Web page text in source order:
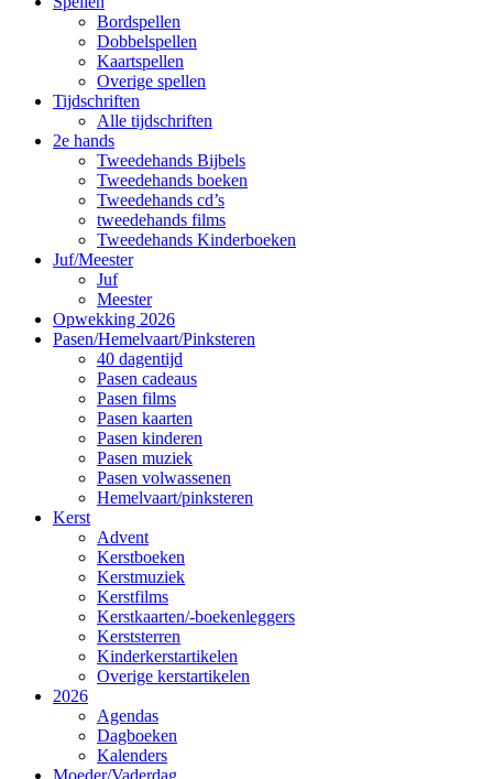
Bordspellen
Dobbelspellen
Kaartspellen
Overige spellen
Tijdschriften
Alle tijdschriften
2e hands
Tweedehands Bijbels
Tweedehands boeken
Tweedehands cd’s
tweedehands films
Tweedehands Kinderboeken
Juf/Meester
Juf
Meester
Opwekking 2026
Pasen/Hemelvaart/Pinksteren
40 dagentijd
Pasen cadeaus
Pasen films
Pasen kaarten
Pasen kinderen
Pasen muziek
Pasen volwassenen
Hemelvaart/pinksteren
Kerst
Advent
Kerstboeken
Kerstmuziek
Kerstfilms
Kerstkaarten/-boekenleggers
Kerststerren
Kinderkerstartikelen
Overige kerstartikelen
2026
Agendas
Dagboeken
Kalenders
Moeder/Vaderdag